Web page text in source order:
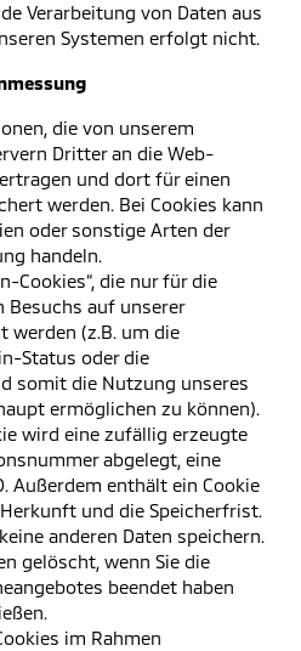
Verarbeitung von Daten aus
Systemen erfolgt nicht.
die von unserem
Dritter an die Web-
und dort für einen
werden. Bei Cookies kann
oder sonstige Arten der
handeln.
Cookies“, die nur für die
Besuchs auf unserer
werden (z.B. um die
Status oder die
somit die Nutzung unseres
ermöglichen zu können).
wird eine zufällig erzeugte
abgelegt, eine
Außerdem enthält ein Cookie
und die Speicherfrist.
anderen Daten speichern.
gelöscht, wenn Sie die
beendet haben
im Rahmen